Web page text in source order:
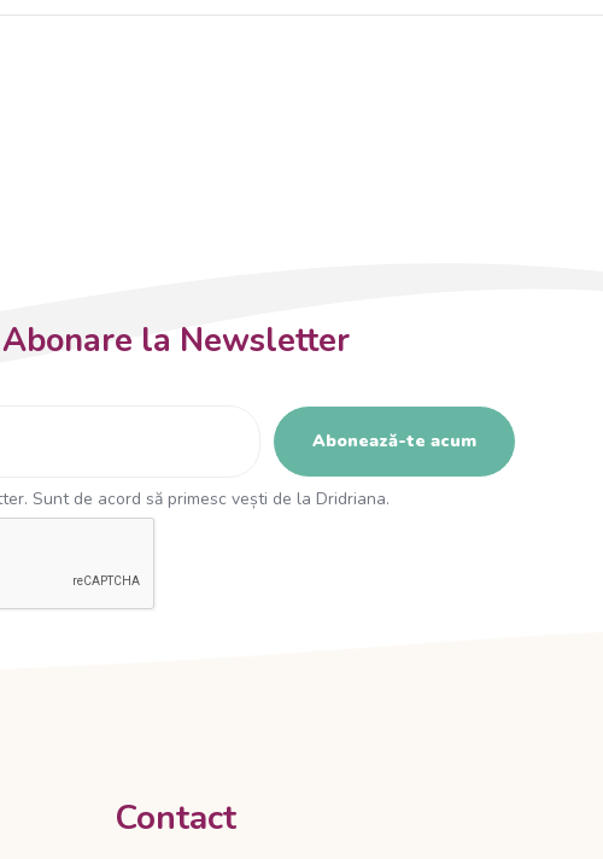
Abonare la Newsletter
Sunt de acord să primesc vești de la Dridriana.
Contact